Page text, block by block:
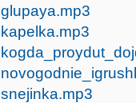
glupaya.mp3
kapelka.mp3
snejinka.mp3